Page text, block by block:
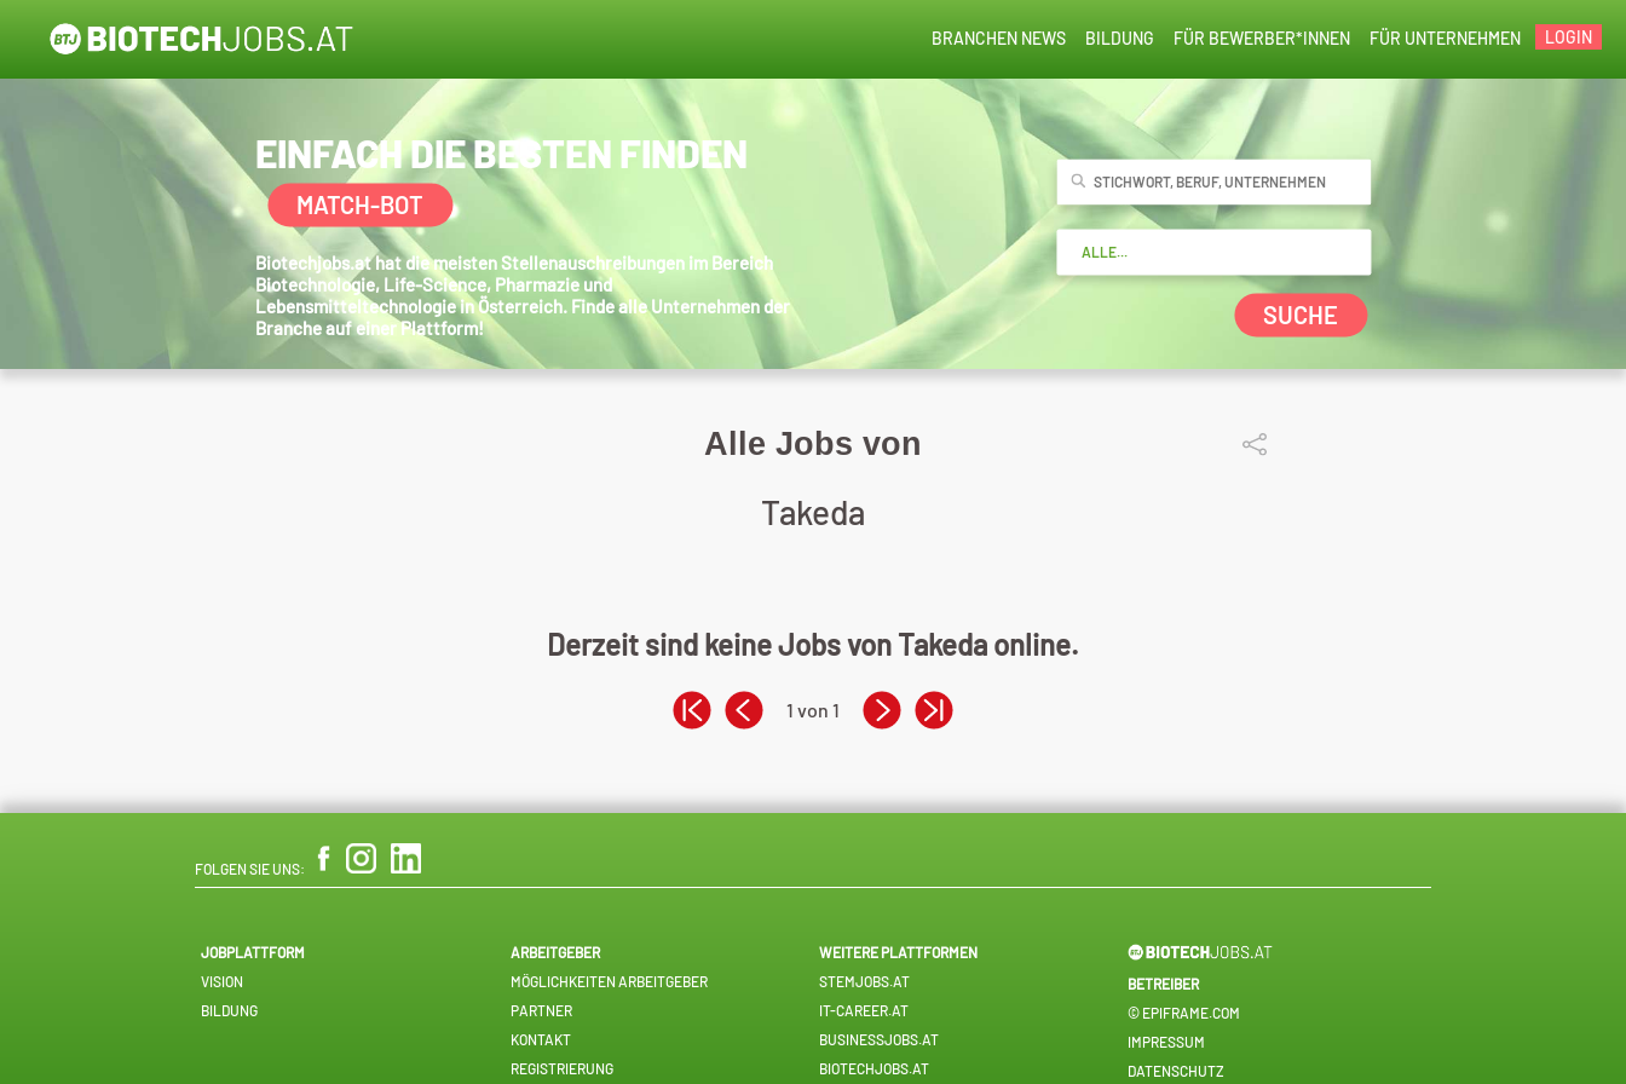
LOGIN
FÜR UNTERNEHMEN
FÜR BEWERBER*INNEN
BILDUNG
BRANCHEN NEWS
EINFACH DIE BESTEN FINDEN
MATCH-BOT
Biotechjobs.at hat die meisten Stellenauschreibungen im Bereich
Biotechnologie, Life-Science, Pharmazie und
Lebensmitteltechnologie in Österreich. Finde alle Unternehmen der
Branche auf einer Plattform!
SUCHE
Alle Jobs von
Takeda
Derzeit sind keine Jobs von Takeda online.
1 von 1
FOLGEN SIE UNS:
JOBPLATTFORM
VISION
BILDUNG
ARBEITGEBER
MÖGLICHKEITEN ARBEITGEBER
PARTNER
KONTAKT
REGISTRIERUNG
WEITERE PLATTFORMEN
STEMJOBS.AT
IT-CAREER.AT
BUSINESSJOBS.AT
BIOTECHJOBS.AT
BETREIBER
© EPIFRAME.COM
IMPRESSUM
DATENSCHUTZ